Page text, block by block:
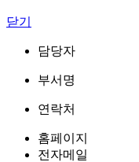
닫기
담당자
부서명
연락처
홈페이지
전자메일